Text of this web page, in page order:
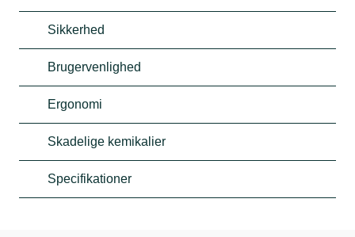
Sikkerhed
Brugervenlighed
Ergonomi
Skadelige kemikalier
Specifikationer